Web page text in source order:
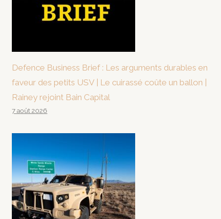
Defence Business Brief : Les arguments durables en
faveur des petits USV | Le cuirassé coûte un ballon |
Rainey rejoint Bain Capital
7 août 2026